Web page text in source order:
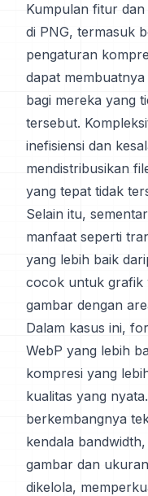
Kumpulan fitur
di PNG, termasuk
pengaturan
dapat
bagi mereka yang
tersebut.
inefisiensi dan
mendistribusikan
yang tepat tidak
Selain itu,
manfaat seperti
yang lebih baik
cocok untuk grafik
gambar dengan
Dalam kasus ini,
WebP yang lebih
kompresi yang
kualitas yang
berkembangnya
kendala
gambar dan
dikelola,